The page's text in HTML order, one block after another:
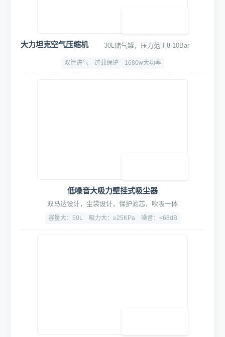
大力坦克空气压缩机 30L储气罐，压力范围8-10Bar
双管进气 过载保护 1680w大功率
低噪音大吸力壁挂式吸尘器
双马达设计，尘袋设计，保护滤芯，吹吸一体
容量大：50L 吸力大：≥25KPa 噪音：<68dB